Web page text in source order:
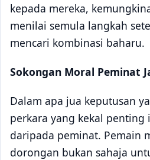
kepada mereka,
menilai semula langkah
mencari kombinasi baharu.
Sokongan Moral Peminat
Dalam apa jua keputusan
perkara yang kekal penting
daripada peminat. Pemain
dorongan bukan sahaja